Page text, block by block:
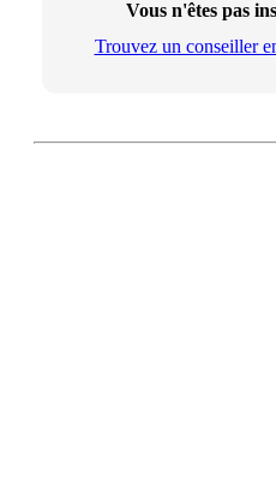
Vous n'êtes pas
Trouvez un conseiller